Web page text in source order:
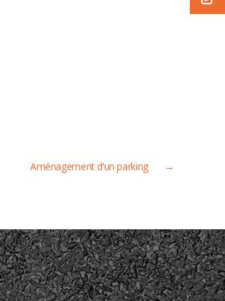
→
Aménagement d’un parking